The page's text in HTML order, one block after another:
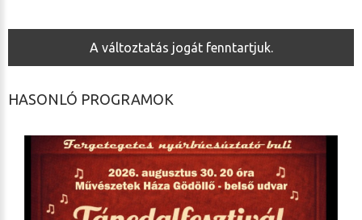
A változtatás jogát fenntartjuk.
HASONLÓ PROGRAMOK